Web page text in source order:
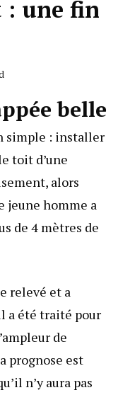
: une fin
belle
simple : installer
toit d’une
alors
jeune homme a
de 4 mètres de
relevé et a
a été traité pour
de
prognose est
n’y aura pas